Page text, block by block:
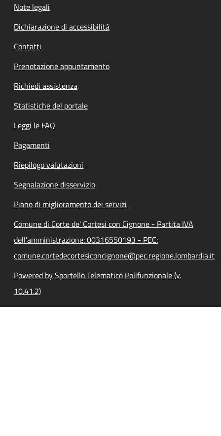
Note legali
Dichiarazione di accessibilità
Contatti
Prenotazione appuntamento
Richiedi assistenza
Statistiche del portale
Leggi le FAQ
Pagamenti
Riepilogo valutazioni
Segnalazione disservizio
Piano di miglioramento dei servizi
Comune di Corte de' Cortesi con Cignone - Partita IVA
dell'amministrazione: 00316550193 - PEC:
comune.cortedecortesiconcignone@pec.regione.lombardia.it
Powered by Sportello Telematico Polifunzionale (v.
10.41.2)